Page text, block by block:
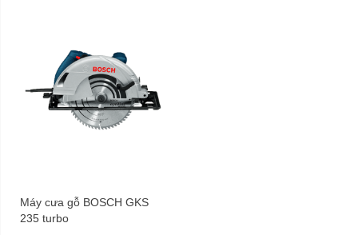
Máy cưa gỗ BOSCH GKS
235 turbo